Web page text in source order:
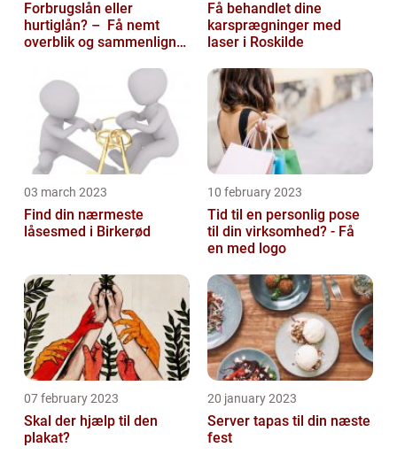
Forbrugslån eller
hurtiglån? – Få nemt
overblik og sammenlign
Få behandlet dine
karsprægninger med
laser i Roskilde
03 march 2023
Find din nærmeste
låsesmed i Birkerød
10 february 2023
Tid til en personlig pose
til din virksomhed? - Få
en med logo
07 february 2023
Skal der hjælp til den
plakat?
20 january 2023
Server tapas til din næste
fest